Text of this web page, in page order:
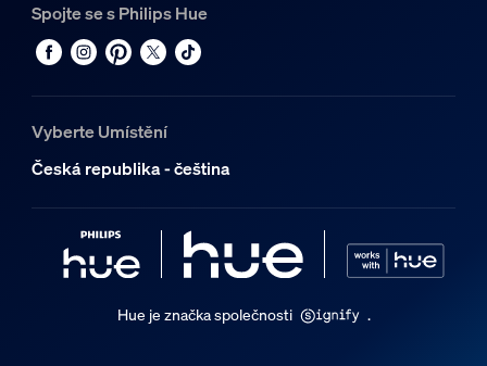
Spojte se s Philips Hue
Vyberte Umístění
Česká republika - čeština
Hue je značka společnosti .